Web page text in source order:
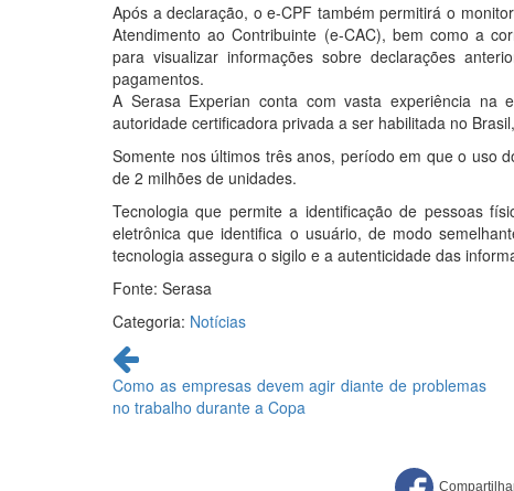
Após a declaração, o e-CPF também permitirá o
Atendimento ao Contribuinte (e-CAC), bem como a
para visualizar informações sobre declarações
pagamentos.
A Serasa Experian conta com vasta experiência
autoridade certificadora privada a ser habilitada no
Somente nos últimos três anos, período em que o uso
de 2 milhões de unidades.
Tecnologia que permite a identificação de pessoas
eletrônica que identifica o usuário, de modo
tecnologia assegura o sigilo e a autenticidade das
Fonte: Serasa
Categoria: Notícias
Continue
lendo
Como as empresas devem agir diante de problemas
no trabalho durante a Copa